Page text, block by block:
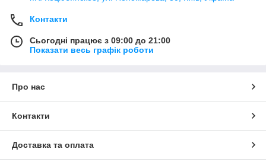
Контакти
Сьогодні працює з 09:00 до 21:00
Показати весь графік роботи
Про нас
Контакти
Доставка та оплата